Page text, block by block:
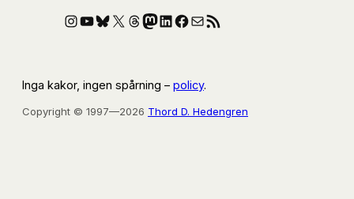
Instagram
YouTube
Bluesky
X Threads
Mastodon
LinkedIn
Facebook
E-postRSS-flöde
Inga kakor, ingen spårning – policy.
Copyright © 1997—2026 Thord D. Hedengren